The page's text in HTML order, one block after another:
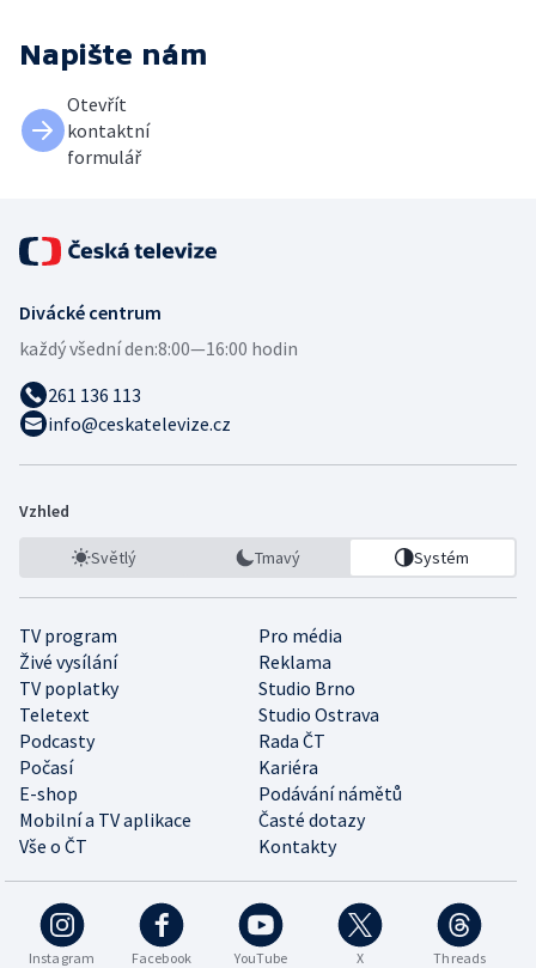
Napište nám
Otevřít
kontaktní
formulář
Divácké centrum
každý všední den:8:00—16:00 hodin
261 136 113
info@ceskatelevize.cz
Vzhled
Světlý Tmavý Systém
TV program
Pro média
Živé vysílání
Reklama
TV poplatky
Studio Brno
Teletext
Studio Ostrava
Podcasty
Rada ČT
Počasí
Kariéra
E-shop
Podávání námětů
Mobilní a TV aplikace
Časté dotazy
Vše o ČT
Kontakty
Instagram Facebook YouTube X Threads